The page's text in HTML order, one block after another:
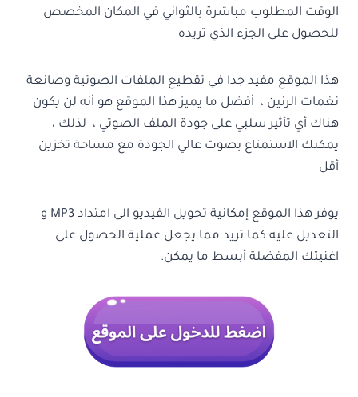
الوقت المطلوب مباشرة بالثواني في المكان المخصص
للحصول على الجزء الذي تريده
هذا الموقع مفيد جدا في تقطيع الملفات الصوتية وصانعة
نغمات الرنين ، أفضل ما يميز هذا الموقع هو أنه لن يكون
هناك أي تأثير سلبي على جودة الملف الصوتي ، لذلك ،
يمكنك الاستمتاع بصوت عالي الجودة مع مساحة تخزين
أقل
يوفر هذا الموقع إمكانية تحويل الفيديو الى امتداد MP3 و
التعديل عليه كما تريد مما يجعل عملية الحصول على
اغنيتك المفضلة أبسط ما يمكن.